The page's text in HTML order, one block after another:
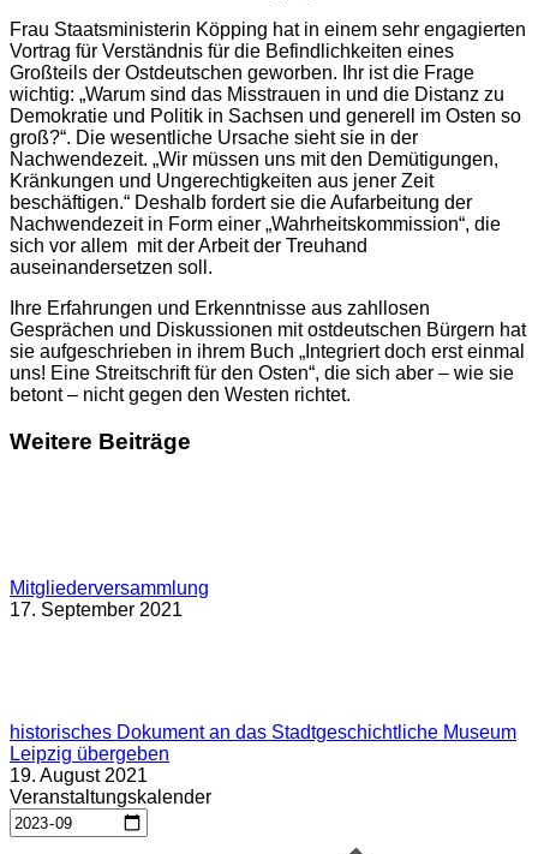
Frau Staatsministerin Köpping hat in einem sehr engagierten
Vortrag für Verständnis für die Befindlichkeiten eines
Großteils der Ostdeutschen geworben. Ihr ist die Frage
wichtig: „Warum sind das Misstrauen in und die Distanz zu
Demokratie und Politik in Sachsen und generell im Osten so
groß?“. Die wesentliche Ursache sieht sie in der
Nachwendezeit. „Wir müssen uns mit den Demütigungen,
Kränkungen und Ungerechtigkeiten aus jener Zeit
beschäftigen.“ Deshalb fordert sie die Aufarbeitung der
Nachwendezeit in Form einer „Wahrheitskommission“, die
sich vor allem mit der Arbeit der Treuhand
auseinandersetzen soll.
Ihre Erfahrungen und Erkenntnisse aus zahllosen
Gesprächen und Diskussionen mit ostdeutschen Bürgern hat
sie aufgeschrieben in ihrem Buch „Integriert doch erst einmal
uns! Eine Streitschrift für den Osten“, die sich aber – wie sie
betont – nicht gegen den Westen richtet.
Weitere Beiträge
Mitgliederversammlung
17. September 2021
historisches Dokument an das Stadtgeschichtliche Museum
Leipzig übergeben
19. August 2021
Veranstaltungskalender